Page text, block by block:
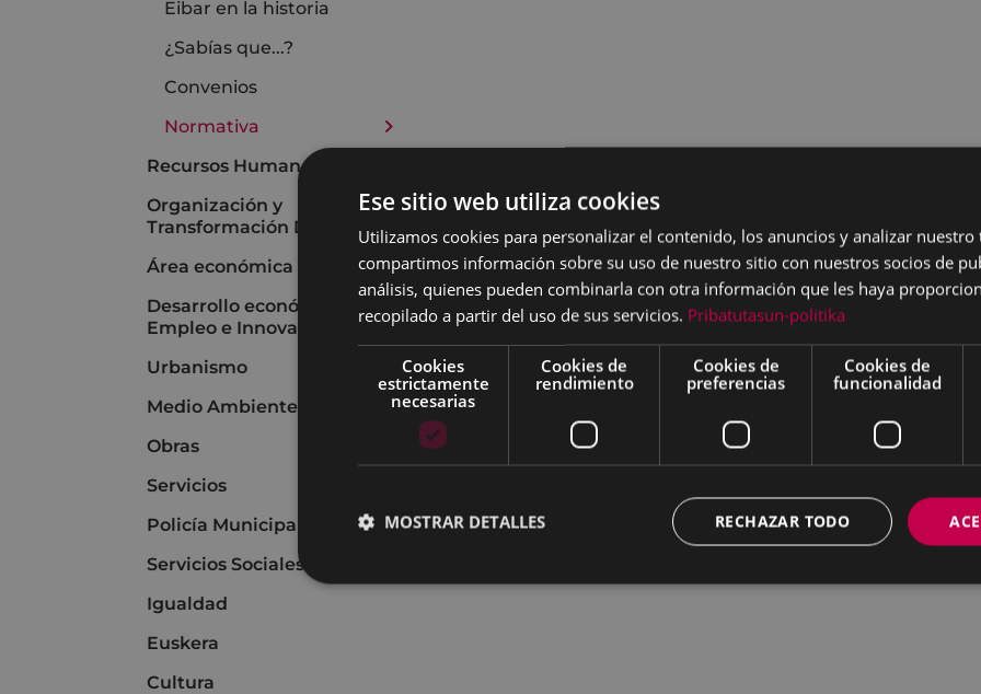
Eibar en la historia
¿Sabías que...?
Convenios
Normativa
Recursos Humanos
Organización y
Transformación Digital
Área económica
Desarrollo económico,
Empleo e Innovación
Urbanismo
Medio Ambiente
Obras
Servicios
Policía Municipal
Servicios Sociales
Igualdad
Euskera
Cultura
Ese sitio web utiliza cookies
Utilizamos cookies para personalizar el contenido, los anuncios y analizar
compartimos información sobre su uso de nuestro sitio con nuestros socios de
análisis, quienes pueden combinarla con otra información que les haya
recopilado a partir del uso de sus servicios. Pribatutasun-politika
Cookies
estrictamente
necesarias
Cookies de
rendimiento
Cookies de
preferencias
Cookies de
funcionalidad
RECHAZAR TODO
MOSTRAR DETALLES